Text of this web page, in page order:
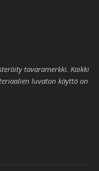
tavaramerkki. Kaikki
luvaton käyttö on